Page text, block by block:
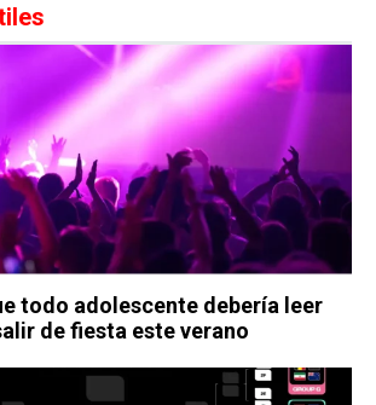
todo adolescente debería leer
de fiesta este verano